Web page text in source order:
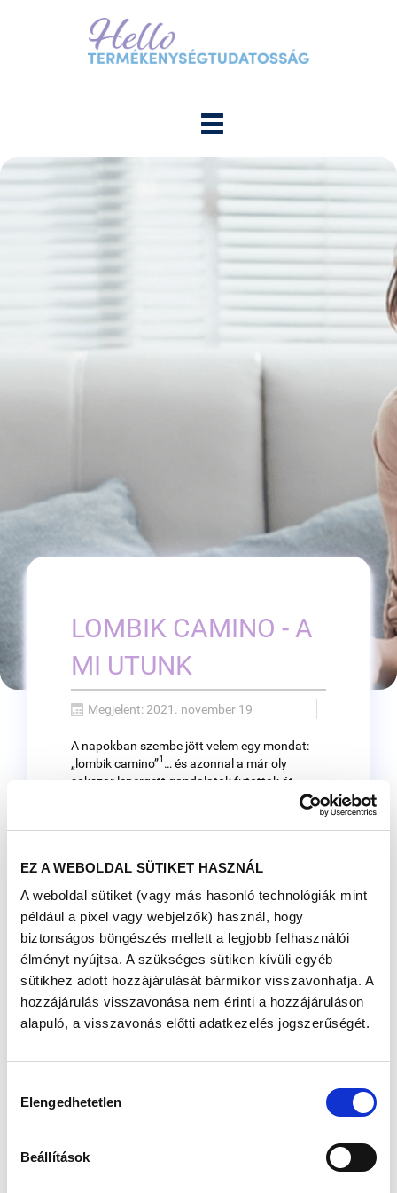
EZ A WEBOLDAL SÜTIKET HASZNÁL
A weboldal sütiket (vagy más hasonló technológiák mint
például a pixel vagy webjelzők) használ, hogy
biztonságos böngészés mellett a legjobb felhasználói
élményt nyújtsa. A szükséges sütiken kívüli egyéb
sütikhez adott hozzájárulását bármikor visszavonhatja. A
hozzájárulás visszavonása nem érinti a hozzájáruláson
alapuló, a visszavonás előtti adatkezelés jogszerűségét.
kiválasztása
Elengedhetetlen
Beállítások
LOMBIK CAMINO - A
MI UTUNK
Megjelent: 2021. november 19
A napokban szembe jött velem egy mondat:
„lombik camino”1 … és azonnal a már oly
sokszor lepergett gondolatok futottak át
bennem a saját élményemmel kapcsolatban.
amikor a most 8 éves kislányomra nézek.
Ő megérkezett hozzánk.
Én 27, férjem 28 éves volt, amikor
összeházasodtunk, és azonnal nyitottunk a
gyermekvállalásra. Mivel fiatalok voltunk, a
munkánk és az egzisztencia teremtés lekötött
minket, szinte észre sem vettük, hogy elrepült
4 sikertelen év.
Egyszer csak azt vettem észre, hogy már nem
őszinte a mosolyom, amikor egy-egy baráti